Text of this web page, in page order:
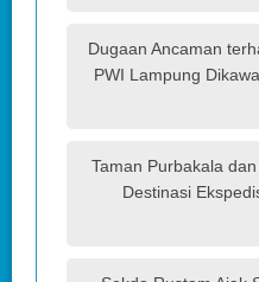
Dugaan Ancaman
PWI Lampung
Taman Purbakala
Destinasi